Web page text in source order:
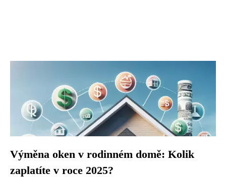
Výměna oken v rodinném domě: Kolik
zaplatíte v roce 2025?